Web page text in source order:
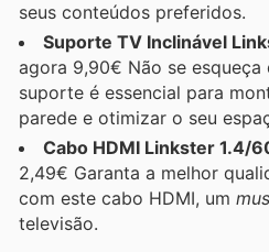
seus conteúdos preferidos.
Suporte TV Inclinável
agora 9,90€ Não se esqueça
suporte é essencial para
parede e otimizar o seu
Cabo HDMI Linkster 1.4/
2,49€ Garanta a melhor
com este cabo HDMI, um
televisão.